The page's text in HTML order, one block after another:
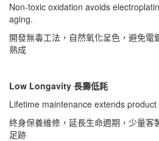
Non-toxic oxidation avoids
aging.
開發無毒工法，自然氧化呈色，避免電
熟成
Low Longavity 長壽低耗
Lifetime maintenance extends product
終身保養維修，延長生命週期，少量客
足跡